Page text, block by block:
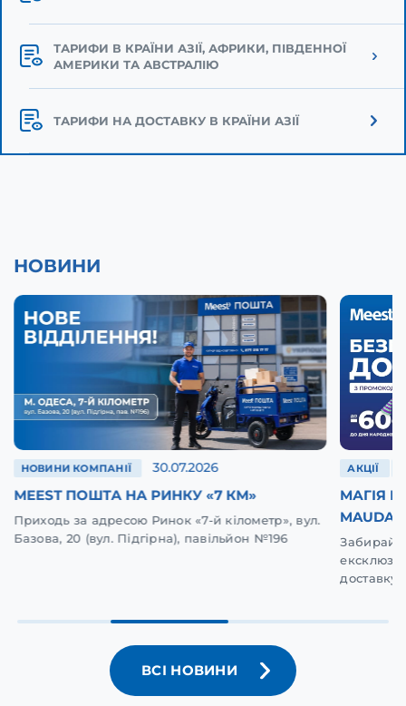
ТАРИФИ В КРАЇНИ АЗІЇ, АФРИКИ, ПІВДЕННОЇ
АМЕРИКИ ТА АВСТРАЛІЮ
ТАРИФИ НА ДОСТАВКУ В КРАЇНИ АЗІЇ
НОВИНИ
НОВИНИ КОМПАНІЇ 30.07.2026
MEEST ПОШТА НА РИНКУ «7 КМ»
Приходь за адресою Ринок «7-й кілометр», вул.
Базова, 20 (вул. Підгірна), павільйон №196
АКЦІЇ
МАГІЯ
Забирай
доставку
ВСІ НОВИНИ